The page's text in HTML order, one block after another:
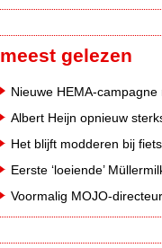
meest gelezen